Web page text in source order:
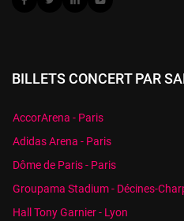
BILLETS CONCERT PAR
AccorArena - Paris
Adidas Arena - Paris
Dôme de Paris - Paris
Groupama Stadium - Décines-
Hall Tony Garnier - Lyon